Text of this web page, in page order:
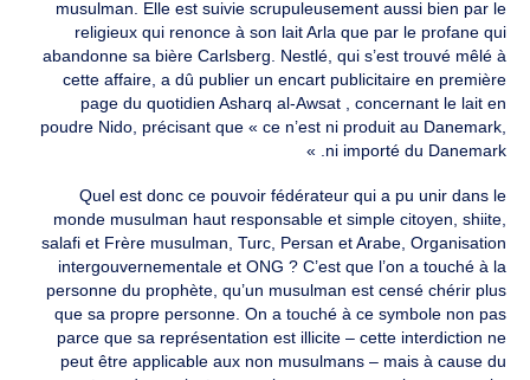
musulman. Elle est suivie scrupuleusement aussi bien par le
religieux qui renonce à son lait Arla que par le profane qui
abandonne sa bière Carlsberg. Nestlé, qui s’est trouvé mêlé à
cette affaire, a dû publier un encart publicitaire en première
page du quotidien Asharq al-Awsat , concernant le lait en
poudre Nido, précisant que « ce n’est ni produit au Danemark,
ni importé du Danemark. »
Quel est donc ce pouvoir fédérateur qui a pu unir dans le
monde musulman haut responsable et simple citoyen, shiite,
salafi et Frère musulman, Turc, Persan et Arabe, Organisation
intergouvernementale et ONG ? C’est que l’on a touché à la
personne du prophète, qu’un musulman est censé chérir plus
que sa propre personne. On a touché à ce symbole non pas
parce que sa représentation est illicite – cette interdiction ne
peut être applicable aux non musulmans – mais à cause du